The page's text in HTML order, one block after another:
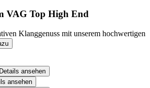
VAG Top High End
Klanggenuss mit unserem hochwertigen
Details ansehen
ansehen